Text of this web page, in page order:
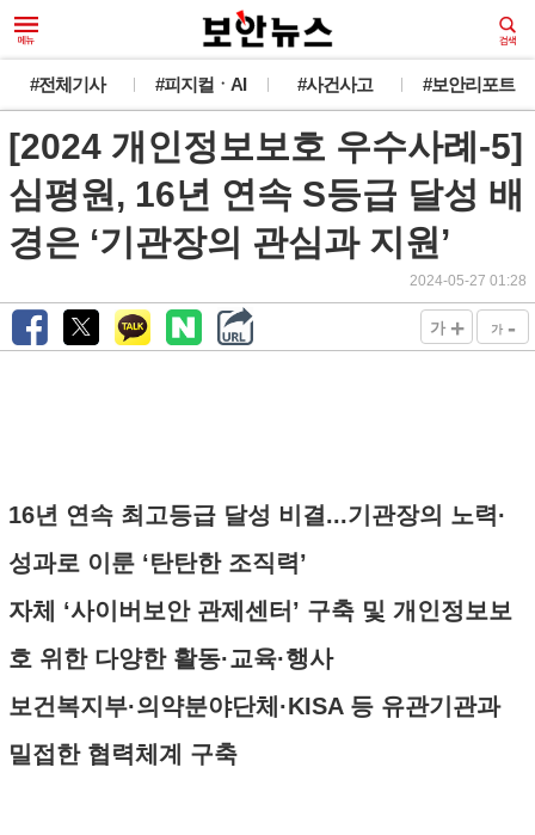
#전체기사 #피지컬ㆍAI #사건사고 #보안리포트
[2024 개인정보보호 우수사례-5]
심평원, 16년 연속 S등급 달성 배
경은 ‘기관장의 관심과 지원’
2024-05-27 01:28
가 + 가 -
16년 연속 최고등급 달성 비결...기관장의 노력·
성과로 이룬 ‘탄탄한 조직력’
자체 ‘사이버보안 관제센터’ 구축 및 개인정보보
호 위한 다양한 활동·교육·행사
보건복지부·의약분야단체·KISA 등 유관기관과
밀접한 협력체계 구축